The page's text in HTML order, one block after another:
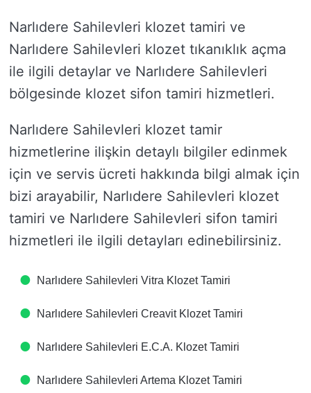
Narlıdere Sahilevleri klozet tamiri ve
Narlıdere Sahilevleri klozet tıkanıklık açma
ile ilgili detaylar ve Narlıdere Sahilevleri
bölgesinde klozet sifon tamiri hizmetleri.
Narlıdere Sahilevleri klozet tamir
hizmetlerine ilişkin detaylı bilgiler edinmek
için ve servis ücreti hakkında bilgi almak için
bizi arayabilir, Narlıdere Sahilevleri klozet
tamiri ve Narlıdere Sahilevleri sifon tamiri
hizmetleri ile ilgili detayları edinebilirsiniz.
Narlıdere Sahilevleri Vitra Klozet Tamiri
Narlıdere Sahilevleri Creavit Klozet Tamiri
Narlıdere Sahilevleri E.C.A. Klozet Tamiri
Narlıdere Sahilevleri Artema Klozet Tamiri